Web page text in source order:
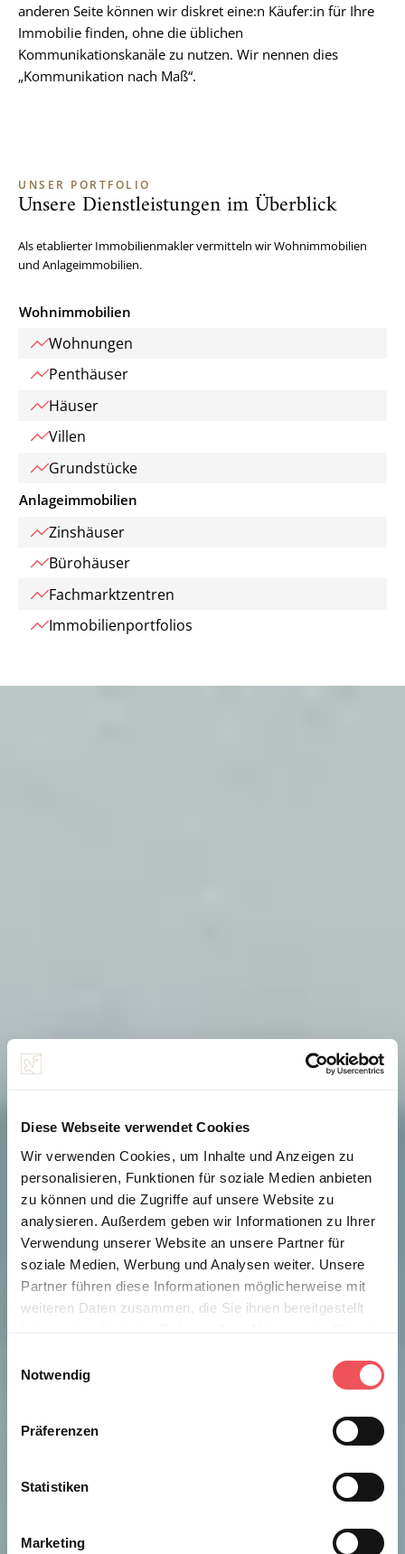
Diese Webseite verwendet Cookies
Wir verwenden Cookies, um Inhalte und Anzeigen zu
personalisieren, Funktionen für soziale Medien anbieten
zu können und die Zugriffe auf unsere Website zu
analysieren. Außerdem geben wir Informationen zu Ihrer
Verwendung unserer Website an unsere Partner für
soziale Medien, Werbung und Analysen weiter. Unsere
Partner führen diese Informationen möglicherweise mit
weiteren Daten zusammen, die Sie ihnen bereitgestellt
Hinweis auf die Verarbeitung Ihrer auf dieser Webseite
erhobenen Daten in den USA durch Google und YouTube:
Mit dem Transatlantic Data Privacy Framework (TADPF)
Kommission für die USA. Indem Sie auf "Alle Cookies
akzeptieren" klicken, willigen Sie ein, dass Ihre Daten in
findet die zuvor beschriebene Übermittlung nicht statt.
Notwendig
Präferenzen
Statistiken
Marketing
anderen Seite können wir diskret eine:n Käufer:in für Ihre
Immobilie finden, ohne die üblichen
Kommunikationskanäle zu nutzen. Wir nennen dies
„Kommunikation nach Maß“.
UNSER PORTFOLIO
Unsere Dienstleistungen im Überblick
Als etablierter Immobilienmakler vermitteln wir Wohnimmobilien
und Anlageimmobilien.
Wohnimmobilien
Wohnungen
Penthäuser
Häuser
Villen
Grundstücke
Anlageimmobilien
Zinshäuser
Bürohäuser
Fachmarktzentren
Immobilienportfolios